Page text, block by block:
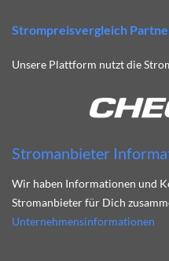
Strompreisvergleich
Unsere Plattform nutzt die
Stromanbieter
Wir haben Informationen und
Stromanbieter für Dich
Unternehmensinformationen